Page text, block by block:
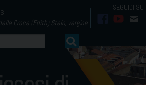
Croce (Edith) Stein, vergine